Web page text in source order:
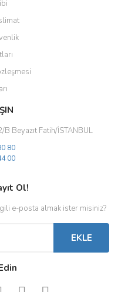
Beyazıt Fatih/İSTANBUL
80
00
Ol!
e-posta almak ister misiniz?
EKLE